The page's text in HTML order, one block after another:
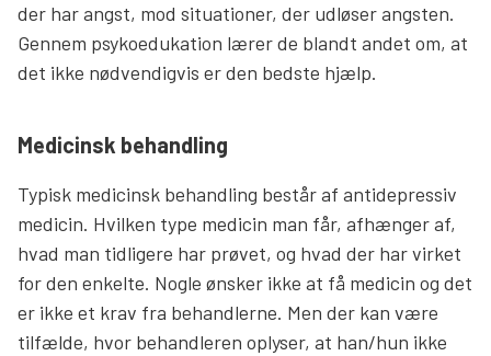
der har angst, mod situationer, der udløser angsten.
Gennem psykoedukation lærer de blandt andet om, at
det ikke nødvendigvis er den bedste hjælp.
Medicinsk behandling
Typisk medicinsk behandling består af antidepressiv
medicin. Hvilken type medicin man får, afhænger af,
hvad man tidligere har prøvet, og hvad der har virket
for den enkelte. Nogle ønsker ikke at få medicin og det
er ikke et krav fra behandlerne. Men der kan være
tilfælde, hvor behandleren oplyser, at han/hun ikke